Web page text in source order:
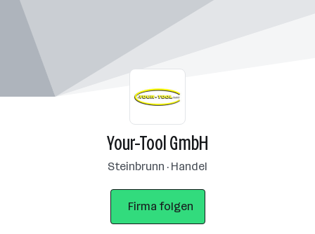
Your-Tool GmbH
Steinbrunn · Handel
Firma folgen